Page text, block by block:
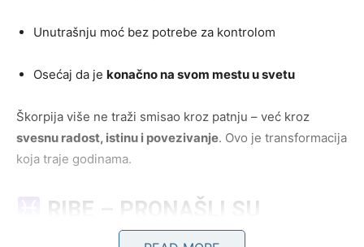
Unutrašnju moć bez potrebe za kontrolom
Osećaj da je konačno na svom mestu u svetu
Škorpija više ne traži smisao kroz patnju – već kroz
svesnu radost, istinu i povezivanje. Ovo je transformacija
koja traje godinama.
RIBE – PRONAŠLI SU
ODGOVOR NA PITANJE „ZAŠTO